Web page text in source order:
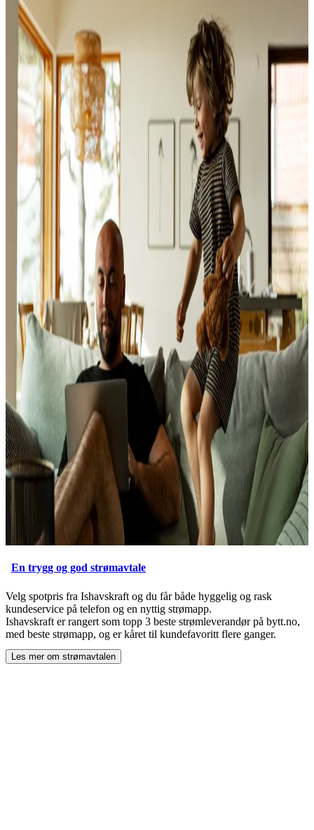
En trygg og god strømavtale
Velg spotpris fra Ishavskraft og du får både hyggelig og rask
kundeservice på telefon og en nyttig strømapp.
Ishavskraft er rangert som topp 3 beste strømleverandør på bytt.no,
med beste strømapp, og er kåret til kundefavoritt flere ganger.
Les mer om strømavtalen
ved å åpneEn trygg og god strømavtale